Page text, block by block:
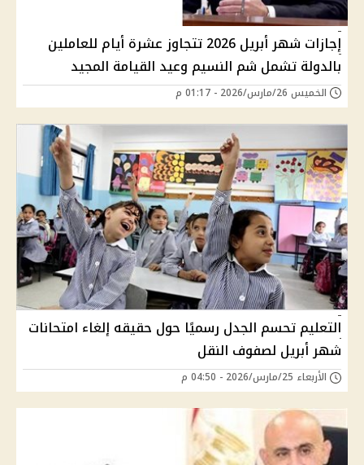
إجازات شهر أبريل 2026 تتجاوز عشرة أيام للعاملين
بالدولة تشمل شم النسيم وعيد القيامة المجيد
الخميس 26/مارس/2026 - 01:17 م
التعليم تحسم الجدل رسميًا حول حقيقه إلغاء امتحانات
شهر أبريل لصفوف النقل
الأربعاء 25/مارس/2026 - 04:50 م